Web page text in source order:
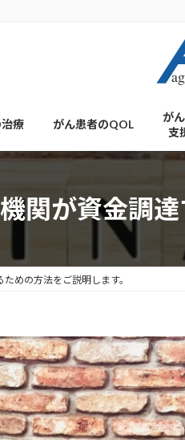
療 がん患者のQOL
が
支
関が資金調
めの方法をご説明します。